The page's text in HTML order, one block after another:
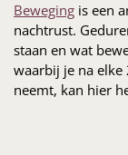
Beweging is een
nachtrust.
staan en wat
waarbij je na
neemt, kan hier